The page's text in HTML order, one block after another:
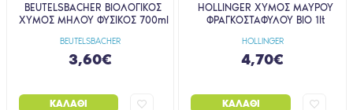
BEUTELSBACHER
BEUTELSBACHER ΒΙΟΛΟΓΙΚΟΣ
ΧΥΜΟΣ ΜΗΛΟΥ ΦΥΣΙΚΟΣ 700ml
3,60€
ΚΑΛΆΘΙ
HOLLINGER
HOLLINGER ΧΥΜΟΣ ΜΑΥΡΟΥ
ΦΡΑΓΚΟΣΤΑΦΥΛΟΥ BIO 1lt
4,70€
ΚΑΛΆΘΙ